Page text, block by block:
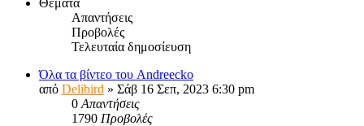
Απαντήσεις
Προβολές
Τελευταία δημοσίευση
Όλα τα βίντεο του Andreecko
από Delibird » Σάβ 16 Σεπ, 2023 6:30 pm
0 Απαντήσεις
1790 Προβολές